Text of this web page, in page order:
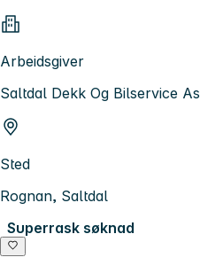
Arbeidsgiver
Saltdal Dekk Og Bilservice As
Sted
Rognan, Saltdal
Superrask søknad